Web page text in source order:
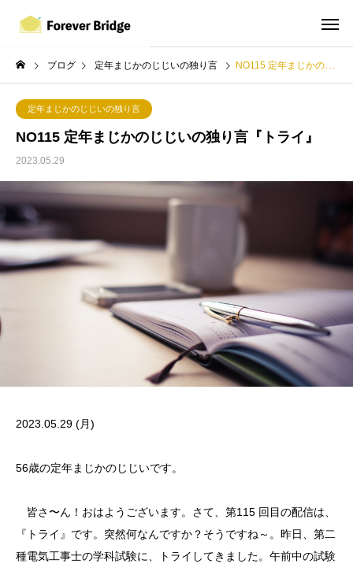
ブログ 定年まじかのじじいの独り言 NO115 定年まじかのじじいの独り言『トライ』
定年まじかのじじいの独り言
NO115 定年まじかのじじいの独り言『トライ』
2023.05.29
2023.05.29 (月)
56歳の定年まじかのじじいです。
皆さ〜ん！おはようございます。さて、第115 回目の配信は、
『トライ』です。突然何なんですか？そうですね～。昨日、第二
種電気工事士の学科試験に、トライしてきました。午前中の試験